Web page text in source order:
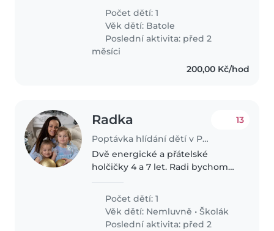
by byla chůva nebo studentka,
která se bude pohodlně cítit v
našem domově. Pokud máte
zkušenosti..
Počet dětí: 1
Věk dětí: Batole
Poslední aktivita: před 2
měsíci
200,00 Kč/hod
Radka
Poptávka hlídání dětí v Praha
13
Dvě energické a přátelské
holčičky 4 a 7 let. Radi bychom
u nás doma, občas vyzvednout ze
školy, školky a občas pohlídat..
Počet dětí: 1
Věk dětí: Nemluvně •Školák
Poslední aktivita: před 2